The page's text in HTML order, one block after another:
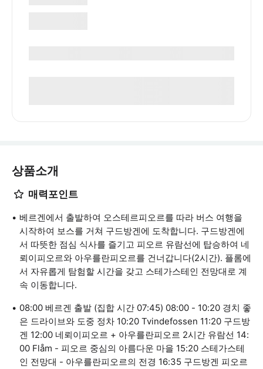
상품소개
매력포인트
베르겐에서 출발하여 오스테르피오르를 따라 버스 여행을
시작하여 보스를 거쳐 구드방겐에 도착합니다. 구드방겐에
서 따뜻한 점심 식사를 즐기고 피오르 유람선에 탑승하여 네
뢰이피오르와 아우를란피오르를 건너갑니다(2시간). 플롬에
서 자유롭게 탐험할 시간을 갖고 스테가스테인 전망대로 계
속 이동합니다.
08:00 베르겐 출발 (집합 시간 07:45) 08:00 - 10:20 경치 좋
은 드라이브와 도중 정차 10:20 Tvindefossen 11:20 구드방
겐 12:00 네뢰이피오르 + 아우를란피오르 2시간 유람선 14:
00 Flåm - 피오르 중심의 아름다운 마을 15:20 스테가스테
인 전망대 - 아우를란피오르의 전경 16:35 구드방겐 피오르